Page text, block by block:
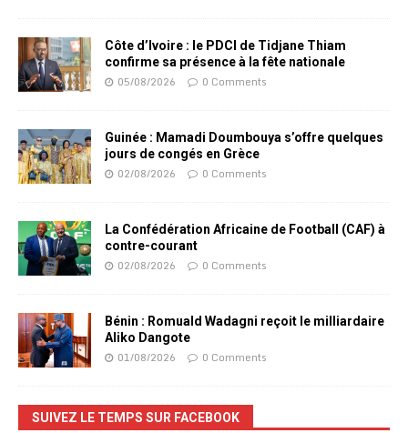
Côte d’Ivoire : le PDCI de Tidjane Thiam
confirme sa présence à la fête nationale
05/08/2026 0 Comments
Guinée : Mamadi Doumbouya s’offre quelques
jours de congés en Grèce
02/08/2026 0 Comments
La Confédération Africaine de Football (CAF) à
contre-courant
02/08/2026 0 Comments
Bénin : Romuald Wadagni reçoit le milliardaire
Aliko Dangote
01/08/2026 0 Comments
SUIVEZ LE TEMPS SUR FACEBOOK